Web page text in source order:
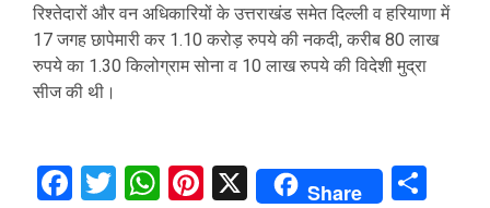
रिश्तेदारों और वन अधिकारियों के उत्तराखंड समेत दिल्ली व हरियाणा में
17 जगह छापेमारी कर 1.10 करोड़ रुपये की नकदी, करीब 80 लाख
रुपये का 1.30 किलोग्राम सोना व 10 लाख रुपये की विदेशी मुद्रा
सीज की थी।
Facebook
Twitter
WhatsApp
Pinterest
X Share